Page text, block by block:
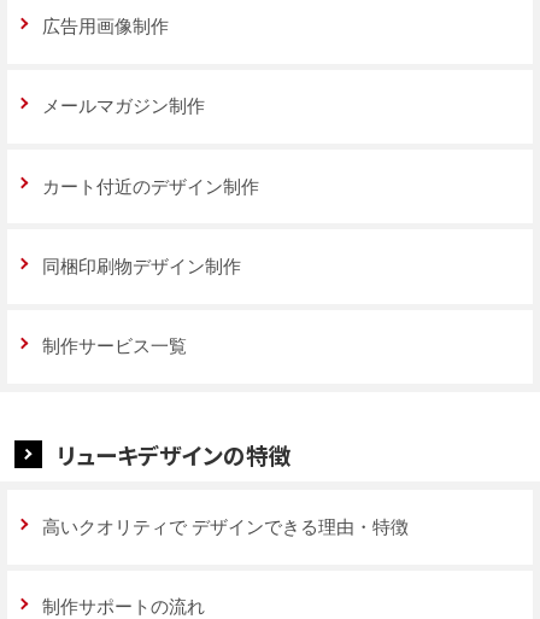
広告用画像制作
メールマガジン制作
カート付近のデザイン制作
同梱印刷物デザイン制作
制作サービス一覧
リューキデザインの特徴
高いクオリティで デザインできる理由・特徴
制作サポートの流れ